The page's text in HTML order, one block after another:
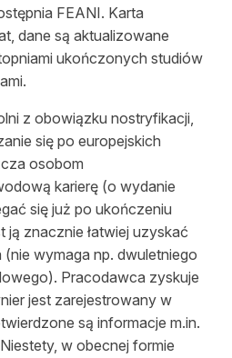
FEANI. Karta
dane są aktualizowane
ukończonych studiów
z obowiązku nostryfikacji,
się po europejskich
osobom
karierę (o wydanie
się już po ukończeniu
ją znacznie łatwiej uzyskać
(nie wymaga np. dwuletniego
Pracodawca zyskuje
jest zarejestrowany w
są informacje m.in.
w obecnej formie